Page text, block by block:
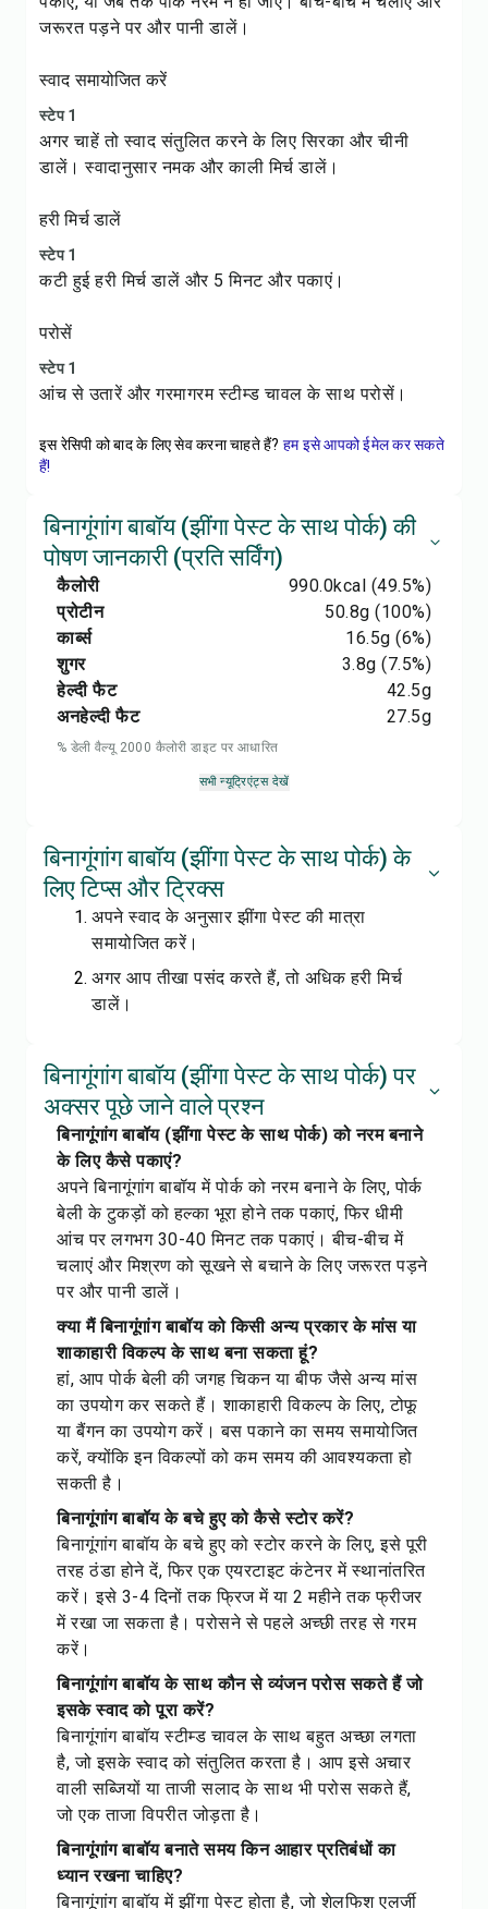
जरूरत पड़ने पर और पानी डालें।
स्वाद समायोजित करें
स्टेप 1
अगर चाहें तो स्वाद संतुलित करने के लिए सिरका और चीनी
डालें। स्वादानुसार नमक और काली मिर्च डालें।
हरी मिर्च डालें
स्टेप 1
कटी हुई हरी मिर्च डालें और 5 मिनट और पकाएं।
परोसें
स्टेप 1
आंच से उतारें और गरमागरम स्टीम्ड चावल के साथ परोसें।
इस रेसिपी को बाद के लिए सेव करना चाहते हैं? हम इसे आपको ईमेल कर सकते
हैं!
बिनागूंगांग बाबॉय (झींगा पेस्ट के साथ पोर्क) की
पोषण जानकारी (प्रति सर्विंग)
कैलोरी 990.0kcal (49.5%)
प्रोटीन
50.8g (100%)
कार्ब्स
16.5g (6%)
शुगर
3.8g (7.5%)
हेल्दी फैट
42.5g
अनहेल्दी फैट
27.5g
% डेली वैल्यू 2000 कैलोरी डाइट पर आधारित
सभी न्यूट्रिएंट्स देखें
बिनागूंगांग बाबॉय (झींगा पेस्ट के साथ पोर्क) के
लिए टिप्स और ट्रिक्स
अपने स्वाद के अनुसार झींगा पेस्ट की मात्रा
समायोजित करें।
अगर आप तीखा पसंद करते हैं, तो अधिक हरी मिर्च
डालें।
बिनागूंगांग बाबॉय (झींगा पेस्ट के साथ पोर्क) पर
अक्सर पूछे जाने वाले प्रश्न
बिनागूंगांग बाबॉय (झींगा पेस्ट के साथ पोर्क) को नरम बनाने
के लिए कैसे पकाएं?
अपने बिनागूंगांग बाबॉय में पोर्क को नरम बनाने के लिए, पोर्क
बेली के टुकड़ों को हल्का भूरा होने तक पकाएं, फिर धीमी
आंच पर लगभग 30-40 मिनट तक पकाएं। बीच-बीच में
चलाएं और मिश्रण को सूखने से बचाने के लिए जरूरत पड़ने
पर और पानी डालें।
क्या मैं बिनागूंगांग बाबॉय को किसी अन्य प्रकार के मांस या
शाकाहारी विकल्प के साथ बना सकता हूं?
हां, आप पोर्क बेली की जगह चिकन या बीफ जैसे अन्य मांस
का उपयोग कर सकते हैं। शाकाहारी विकल्प के लिए, टोफू
या बैंगन का उपयोग करें। बस पकाने का समय समायोजित
करें, क्योंकि इन विकल्पों को कम समय की आवश्यकता हो
सकती है।
बिनागूंगांग बाबॉय के बचे हुए को कैसे स्टोर करें?
बिनागूंगांग बाबॉय के बचे हुए को स्टोर करने के लिए, इसे पूरी
तरह ठंडा होने दें, फिर एक एयरटाइट कंटेनर में स्थानांतरित
करें। इसे 3-4 दिनों तक फ्रिज में या 2 महीने तक फ्रीजर
में रखा जा सकता है। परोसने से पहले अच्छी तरह से गरम
करें।
बिनागूंगांग बाबॉय के साथ कौन से व्यंजन परोस सकते हैं जो
इसके स्वाद को पूरा करें?
बिनागूंगांग बाबॉय स्टीम्ड चावल के साथ बहुत अच्छा लगता
है, जो इसके स्वाद को संतुलित करता है। आप इसे अचार
वाली सब्जियों या ताजी सलाद के साथ भी परोस सकते हैं,
जो एक ताजा विपरीत जोड़ता है।
बिनागूंगांग बाबॉय बनाते समय किन आहार प्रतिबंधों का
ध्यान रखना चाहिए?
बिनागूंगांग बाबॉय में झींगा पेस्ट होता है, जो शेलफिश एलर्जी